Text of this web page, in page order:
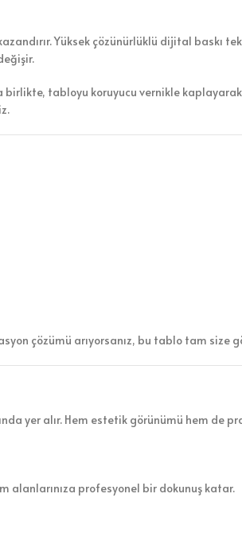
Yüksek çözünürlüklü dijital baskı
birlikte, tabloyu koruyucu vernikle
çözümü arıyorsanız, bu tablo tam size
yer alır. Hem estetik görünümü hem de
alanlarınıza profesyonel bir dokunuş katar.